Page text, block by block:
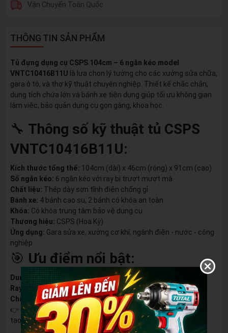
Vận Chuyển Toàn Quốc
THÔNG TIN SẢN PHẨM
Tủ đựng dụng cụ CSPS 104cm – 6 ngăn kéo model
VNTC10416B11U là lựa chọn lý tưởng cho các xưởng sửa chữa,
gara ô tô, và thợ kỹ thuật chuyên nghiệp. Thiết kế chắc chắn,
dung tích chứa lớn và bánh xe tiện dụng giúp tối ưu không gian
làm việc, bảo quản dụng cụ gọn gàng, khoa học.
🔧 Thông số kỹ thuật tủ CSPS
VNTC10416B11U:
Kích thước tổng thể: 104cm (dài) x 46cm (rộng) x 91cm (cao)
Số ngăn kéo: 6 ngăn kéo với ray bi trượt mượt mà
Chất liệu: Thép dày sơn tĩnh điện chống gỉ
Bánh xe: 4 bánh cao su, 2 bánh có khóa an toàn
Khóa: Có khóa trung tâm bảo vệ dụng cụ
Thương hiệu: CSPS (Hoa Kỳ)
Ứng dụng: Gara sửa xe, xưởng cơ khí, ngành điện - nước - công
nghiệp
🎯 Ưu điểm nổi bật:
Dung tích chứa lớn
, phân loại dụng cụ rõ ràng
Ray trượt êm, ngăn không kẹt khi đầy tải
Chất liệu bền bỉ, chịu tải trọng lớn
👉 Lưu ý:Tủ có thể kết hợp với các sản phẩm CSPS khác để
tạo thành hệ tủ chuyên nghiệp.